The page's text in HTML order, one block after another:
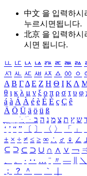
中文 을 입력하시
누르시면됩니다.
北京 을 입력하시
시면 됩니다.
ㅥ ㅦ ㅧ ㅨ ㅩ ㅪ ㅫ ㅬ
ㅺ ㅻ ㅼ ㅽ ㅾ ㅿ ㆀ ㆁ
Α Β ΓΔ Ε Ζ Η Θ Ι ΚΛ
θ ι κ λ μ ν ξ ο π ρ σ τ υ φ
á à Á À é è É È ç Ç ê
Ä Ö Ü ä ö ü ß
ִֶֹ ֻּ ׁׂ ד ש ץ ת צ מ נ ה ב
‘ ’ “ ” 〔 〕 〈 〉 「 」
± × ÷ ≠ ≤ ≥ ∞ ∴ ♂ ♀ ∠
⊆ ⊇ ⊂ ⊃ ∪ ∩ ∧ ∨ ￢
、
。 · ‥ … ¨ 〃 ― ＼
；
？ ＾ ｀